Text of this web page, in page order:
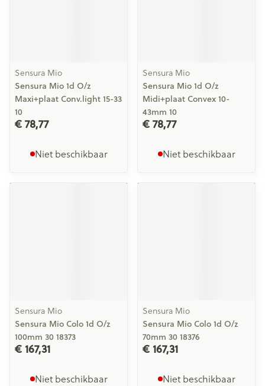
Sensura Mio
Sensura Mio 1d O/z
Maxi+plaat Conv.light 15-33
10
€ 78,77
Niet beschikbaar
Sensura Mio
Sensura Mio 1d O/z
Midi+plaat Convex 10-
43mm 10
€ 78,77
Niet beschikbaar
Sensura Mio
Sensura Mio Colo 1d O/z
100mm 30 18373
€ 167,31
Niet beschikbaar
Sensura Mio
Sensura Mio Colo 1d O/z
70mm 30 18376
€ 167,31
Niet beschikbaar